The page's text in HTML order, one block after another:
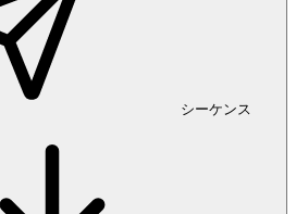
シーケンス